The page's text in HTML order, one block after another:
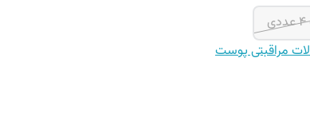
مراقبتی پوست